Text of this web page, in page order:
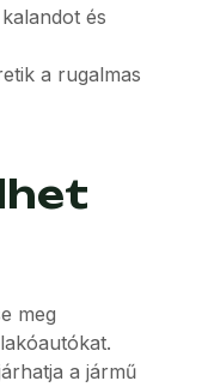
és
a rugalmas
meg
a jármű